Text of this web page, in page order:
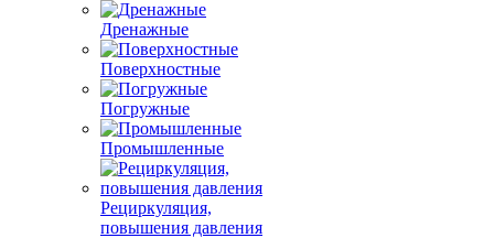
Дренажные
Поверхностные
Погружные
Промышленные
Рециркуляция,
повышения давления